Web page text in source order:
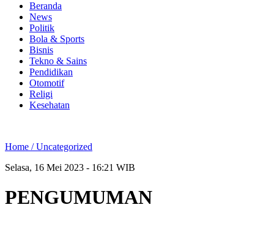
Beranda
News
Politik
Bola & Sports
Bisnis
Tekno & Sains
Pendidikan
Otomotif
Religi
Kesehatan
Home /Uncategorized
Selasa, 16 Mei 2023 - 16:21 WIB
PENGUMUMAN